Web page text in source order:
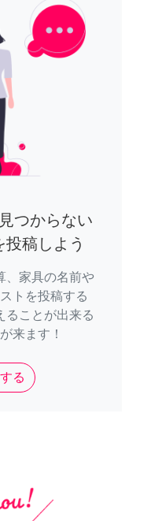
つからない
稿しよう
、家具の名前や
トを投稿する
ることが出来る
来ます！
る